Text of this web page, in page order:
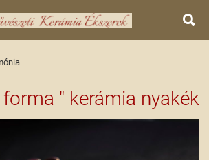

" kerámia nyakék